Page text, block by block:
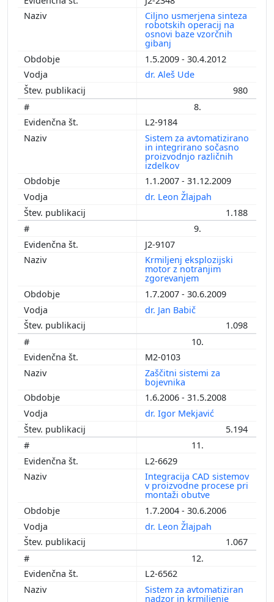
Ciljno usmerjena sinteza
robotskih operacij na
osnovi baze vzorčnih
gibanj
1.5.2009 - 30.4.2012
dr. Aleš Ude
980
8.
L2-9184
Sistem za avtomatizirano
in integrirano sočasno
proizvodnjo različnih
izdelkov
1.1.2007 - 31.12.2009
dr. Leon Žlajpah
1.188
9.
J2-9107
Krmiljenj eksplozijski
motor z notranjim
zgorevanjem
1.7.2007 - 30.6.2009
dr. Jan Babič
1.098
10.
M2-0103
Zaščitni sistemi za
bojevnika
1.6.2006 - 31.5.2008
dr. Igor Mekjavić
5.194
11.
L2-6629
Integracija CAD sistemov
v proizvodne procese pri
montaži obutve
1.7.2004 - 30.6.2006
dr. Leon Žlajpah
1.067
12.
L2-6562
Sistem za avtomatiziran
nadzor in krmiljenje